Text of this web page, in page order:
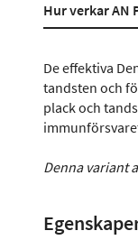
Hur verkar AN
De effektiva
tandsten och
plack och
Denna variant